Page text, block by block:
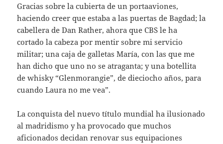
Gracias sobre la cubierta de un portaaviones,
haciendo creer que estaba a las puertas de Bagdad; la
cabellera de Dan Rather, ahora que CBS le ha
cortado la cabeza por mentir sobre mi servicio
militar; una caja de galletas María, con las que me
han dicho que uno no se atraganta; y una botellita
de whisky “Glenmorangie”, de dieciocho años, para
cuando Laura no me vea”.
La conquista del nuevo título mundial ha ilusionado
al madridismo y ha provocado que muchos
aficionados decidan renovar sus equipaciones